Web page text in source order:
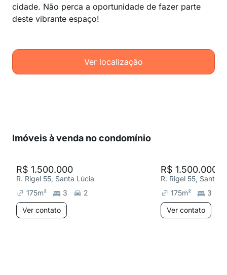
cidade. Não perca a oportunidade de fazer parte
deste vibrante espaço!
Ver localização
Imóveis à venda no condomínio
R$ 1.500.000
R. Rigel 55, Santa Lúcia
175m² 3
2
Ver contato
R$ 1.500.000
R. Rigel 55, Santa
175m²
3
Ver contato